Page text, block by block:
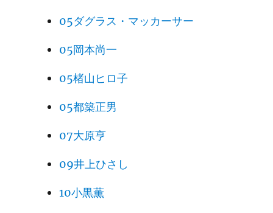
05ダグラス・マッカーサー
05岡本尚一
05楮山ヒロ子
05都築正男
07大原亨
09井上ひさし
10小黒薫